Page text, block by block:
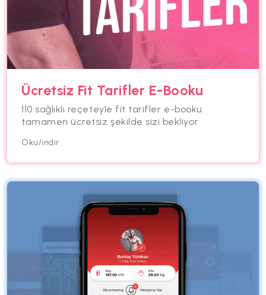
Ücretsiz Fit Tarifler E-Booku
110 sağlıklı reçeteyle fit tarifler e-booku
tamamen ücretsiz şekilde sizi bekliyor
Oku/indir